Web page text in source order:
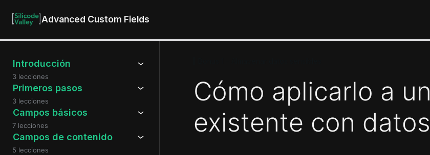
Advanced Custom Fields
Introducción
3 lecciones
Primeros pasos
3 lecciones
Campos básicos
7 lecciones
Campos de contenido
5 lecciones
Cómo aplicarlo a
existente con datos